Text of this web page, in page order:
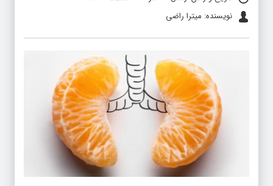
نویسنده: میترا راضی